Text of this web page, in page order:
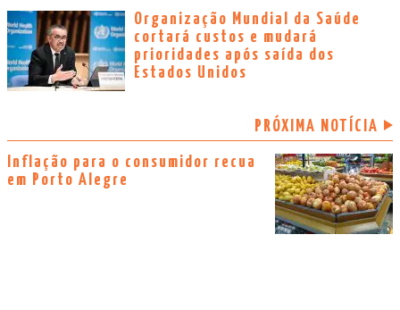
Organização Mundial da Saúde
cortará custos e mudará
prioridades após saída dos
Estados Unidos
PRÓXIMA NOTÍCIA
Inflação para o consumidor recua
em Porto Alegre